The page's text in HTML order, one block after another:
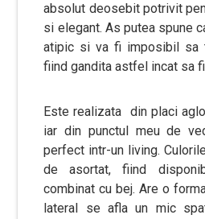
absolut deosebit potrivit
si elegant. As putea spune
atipic si va fi imposibil sa
fiind gandita astfel incat sa
Este realizata din placi
iar din punctul meu de
perfect intr-un living.
de asortat, fiind
combinat cu bej. Are o
lateral se afla un mic